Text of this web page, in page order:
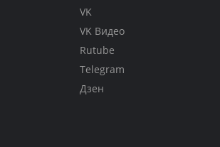
VK
VK Видео
Rutube
Telegram
Дзен